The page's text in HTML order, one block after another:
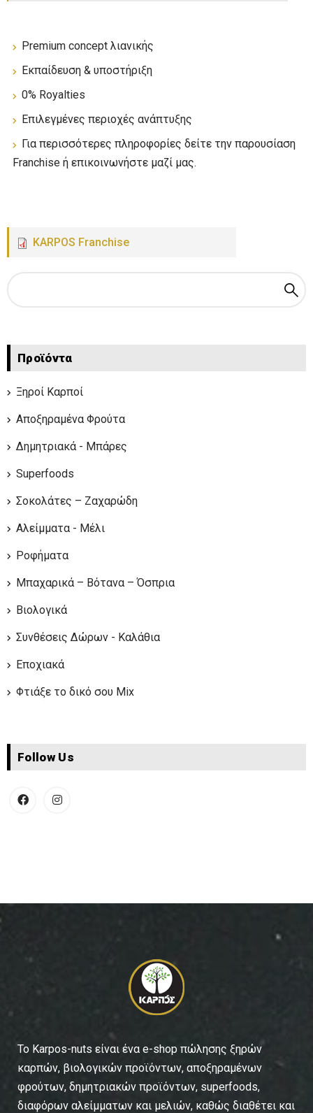
Premium concept λιανικής
Εκπαίδευση & υποστήριξη
0% Royalties
Επιλεγμένες περιοχές ανάπτυξης
Για περισσότερες πληροφορίες δείτε την παρουσίαση
Franchise ή επικοινωνήστε μαζί μας.
KARPOS Franchise
Προϊόντα
Ξηροί Καρποί
Αποξηραμένα Φρούτα
Δημητριακά - Μπάρες
Superfoods
Σοκολάτες – Ζαχαρώδη
Αλείμματα - Μέλι
Ροφήματα
Μπαχαρικά – Βότανα – Όσπρια
Βιολογικά
Συνθέσεις Δώρων - Καλάθια
Εποχιακά
Φτιάξε το δικό σου Mix
Follow Us
To Karpos-nuts είναι ένα e-shop πώλησης ξηρών
καρπών, βιολογικών προϊόντων, αποξηραμένων
φρούτων, δημητριακών προϊόντων, superfoods,
διαφόρων αλείμματων και μελιών, καθώς διαθέτει και